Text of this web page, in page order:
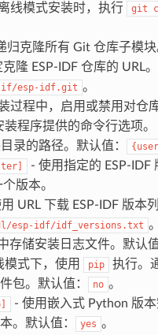
线模式安装时，执行 git
归克隆所有 Git 仓库子模块
隆 ESP-IDF 仓库的 URL。
esp-idf.git 。
过程中，启用或禁用对仓
程序提供的命令行选项。
录的路径。默认值：
- 使用指定的 ESP-IDF
版本。
URL 下载 ESP-IDF 版本
esp-idf/idf_versions.txt 。
存储安装日志文件。默认值
模式下，使用 pip 执行。
包。默认值：
no 。
- 使用嵌入式 Python 版
。默认值：
yes 。